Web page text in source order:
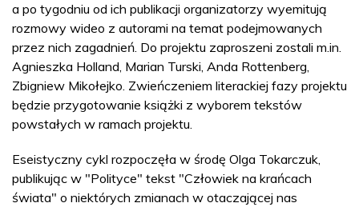
a po tygodniu od ich publikacji organizatorzy wyemitują
rozmowy wideo z autorami na temat podejmowanych
przez nich zagadnień. Do projektu zaproszeni zostali m.in.
Agnieszka Holland, Marian Turski, Anda Rottenberg,
Zbigniew Mikołejko. Zwieńczeniem literackiej fazy projektu
będzie przygotowanie książki z wyborem tekstów
powstałych w ramach projektu.
Eseistyczny cykl rozpoczęła w środę Olga Tokarczuk,
publikując w "Polityce" tekst "Człowiek na krańcach
świata" o niektórych zmianach w otaczającej nas